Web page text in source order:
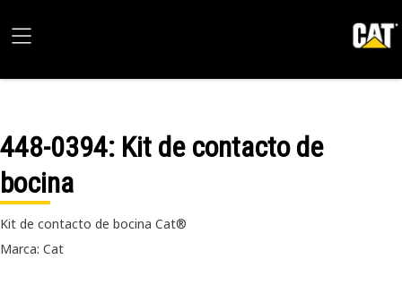
448-0394: Kit de contacto de
bocina
Kit de contacto de bocina Cat®
Marca: Cat